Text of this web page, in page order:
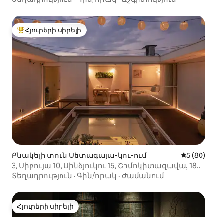
Հյուրերի սիրելի լավագույն տները
Հյուրերի սիրելի
Բնակելի տուն Սետագայա-կու-ում Միջին
5 (80)
3, Սիբույա 10, Սինձյուկու 15, Շիմոկիտազավա, 186
¥ (2000քմ), 5 ննջասենյակ, 2 ցնցուղ
Տեղադրություն · Գին/որակ · Ժամանում
Հյուրերի սիրելի
Հյուրերի սիրելի